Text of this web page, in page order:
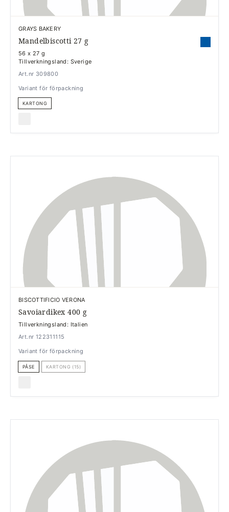
GRAYS BAKERY
Mandelbiscotti 27 g
56 x 27 g
Tillverkningsland: Sverige
Art.nr 309800
Variant för förpackning
KARTONG
BISCOTTIFICIO VERONA
Savoiardikex 400 g
Tillverkningsland: Italien
Art.nr 122311115
Variant för förpackning
PÅSE KARTONG (15)